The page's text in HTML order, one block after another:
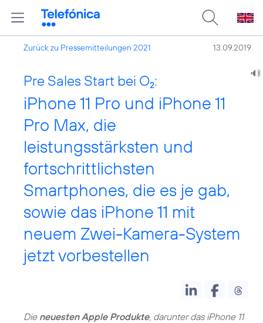
Zurück zu Pressemitteilungen 2021 13.09.2019
Pre Sales Start bei O2:
iPhone 11 Pro und iPhone 11
Pro Max, die
leistungsstärksten und
fortschrittlichsten
Smartphones, die es je gab,
sowie das iPhone 11 mit
neuem Zwei-Kamera-System
jetzt vorbestellen
Dieneuesten Apple Produkte, darunter das iPhone 11